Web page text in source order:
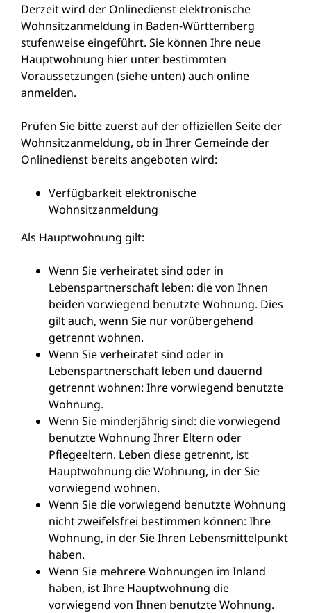
Derzeit wird der Onlinedienst elektronische
Wohnsitzanmeldung in Baden-Württemberg
stufenweise eingeführt. Sie können Ihre neue
Hauptwohnung hier unter bestimmten
Voraussetzungen (siehe unten) auch online
anmelden.
Prüfen Sie bitte zuerst auf der offiziellen Seite der
Wohnsitzanmeldung, ob in Ihrer Gemeinde der
Onlinedienst bereits angeboten wird:
Verfügbarkeit elektronische
Wohnsitzanmeldung
Als Hauptwohnung gilt:
Wenn Sie verheiratet sind oder in
Lebenspartnerschaft leben: die von Ihnen
beiden vorwiegend benutzte Wohnung. Dies
gilt auch, wenn Sie nur vorübergehend
getrennt wohnen.
Wenn Sie verheiratet sind oder in
Lebenspartnerschaft leben und dauernd
getrennt wohnen: Ihre vorwiegend benutzte
Wohnung.
Wenn Sie minderjährig sind: die vorwiegend
benutzte Wohnung Ihrer Eltern oder
Pflegeeltern. Leben diese getrennt, ist
Hauptwohnung die Wohnung, in der Sie
vorwiegend wohnen.
Wenn Sie die vorwiegend benutzte Wohnung
nicht zweifelsfrei bestimmen können: Ihre
Wohnung, in der Sie Ihren Lebensmittelpunkt
haben.
Wenn Sie mehrere Wohnungen im Inland
haben, ist Ihre Hauptwohnung die
vorwiegend von Ihnen benutzte Wohnung.